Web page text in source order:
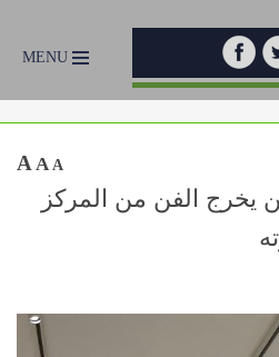
MENU
A A A
يخرج الفن من المركز